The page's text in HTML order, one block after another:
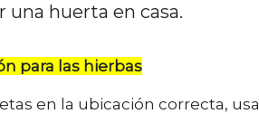
una huerta en casa.
para las hierbas
en la ubicación correcta, usa